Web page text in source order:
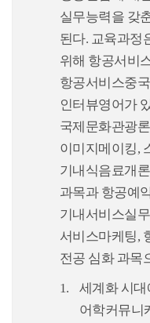
실무능력을 갖
된다. 교육과정
위해 항공서비
항공서비스중
인터뷰영어가
국제문화관광
이미지메이킹,
기내식음료개
과목과 항공예
기내서비스실
서비스마케팅,
전공 심화 과목
세계화 시
어학커뮤니